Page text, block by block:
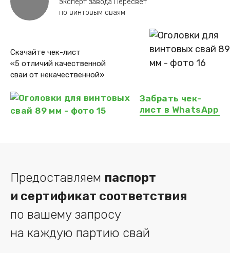
эксперт завода Пересвет
по винтовым сваям
Скачайте чек-лист
«5 отличий качественной
сваи от некачественной»
Забрать чек-
лист в WhatsApp
Предоставляем паспорт
и сертификат соответствия
по вашему запросу
на каждую партию свай